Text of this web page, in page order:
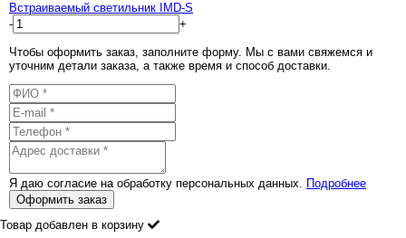
Встраиваемый светильник IMD-S
-
+
Чтобы оформить заказ, заполните форму. Мы с вами свяжемся и
уточним детали заказа, а также время и способ доставки.
Я даю согласие на обработку персональных данных. Подробнее
Оформить заказ
Товар добавлен в корзину